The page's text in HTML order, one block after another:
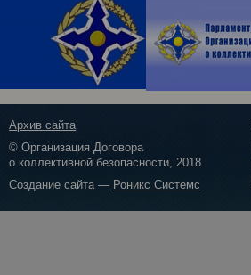
Архив сайта
© Организация Договора
о коллективной безопасности, 2018
Создание сайта — Роникс Системс